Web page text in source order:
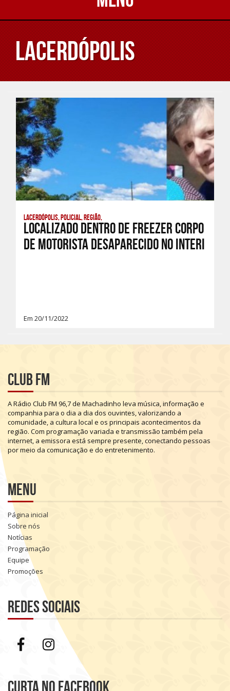
Lacerdópolis
Lacerdópolis, Policial, Região,
Localizado dentro de freezer corpo
de motorista desaparecido no interi
Em 20/11/2022
Club FM
ARádio Club FM 96,7de Machadinho leva música,informação e
companhia para o dia a dia dos ouvintes,valorizando a
comunidade, a cultura local e os principais acontecimentos da
região. Com programação variada e transmissão também pela
internet, a emissora está sempre presente,conectando pessoas
pormeio da comunicação e do entretenimento.
Menu
Página inicial
Sobre nós
Notícias
Programação
Equipe
Promoções
Redes sociais
Curta no Facebook